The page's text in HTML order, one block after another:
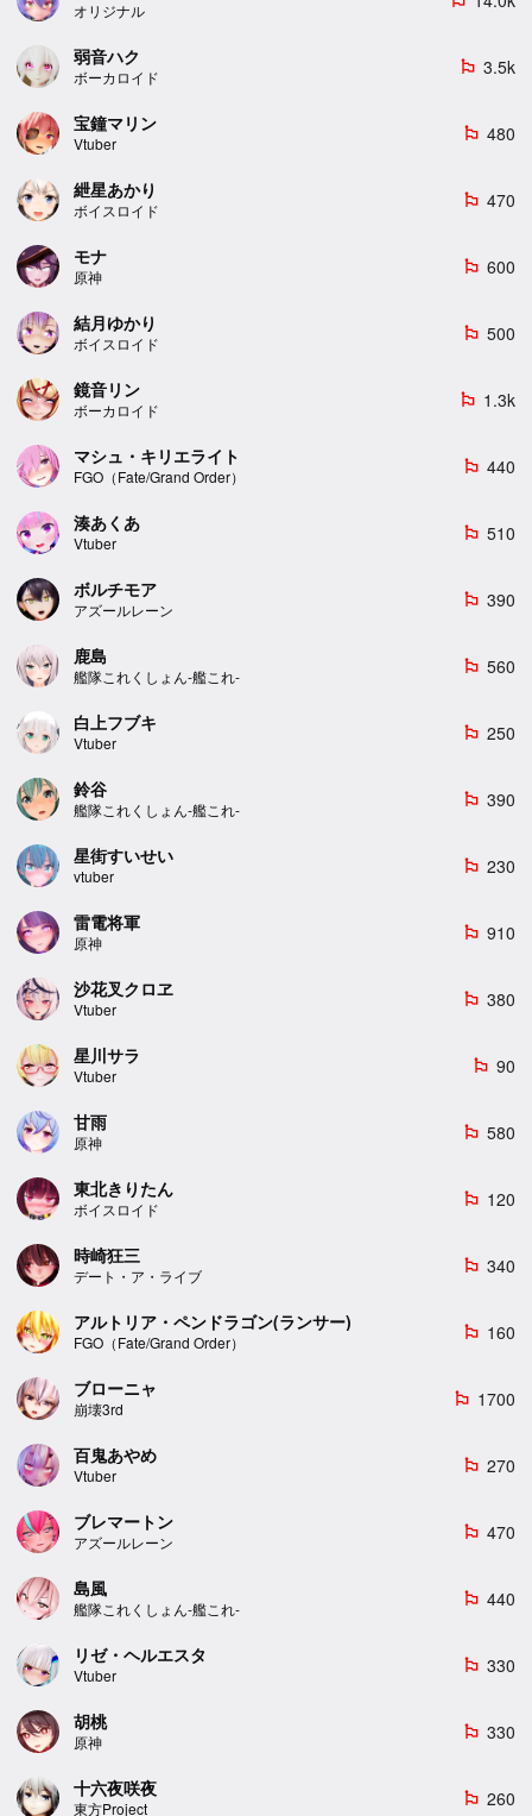
オリジナル
弱音ハク
ボーカロイド
emoji_flags 3.5k
宝鐘マリン
Vtuber
emoji_flags 480
紲星あかり
ボイスロイド
emoji_flags 470
モナ
原神
emoji_flags 600
結月ゆかり
ボイスロイド
emoji_flags 500
鏡音リン
ボーカロイド
emoji_flags 1.3k
マシュ・キリエライト
FGO（Fate/Grand Order）
emoji_flags 440
湊あくあ
Vtuber
emoji_flags 510
ボルチモア
アズールレーン
emoji_flags 390
鹿島
艦隊これくしょん-艦これ-
emoji_flags 560
白上フブキ
Vtuber
emoji_flags 250
鈴谷
艦隊これくしょん-艦これ-
emoji_flags 390
星街すいせい
vtuber
emoji_flags 230
雷電将軍
原神
emoji_flags 910
沙花叉クロヱ
Vtuber
emoji_flags 380
星川サラ
Vtuber
emoji_flags 90
甘雨
原神
emoji_flags 580
東北きりたん
ボイスロイド
emoji_flags 120
時崎狂三
デート・ア・ライブ
emoji_flags 340
アルトリア・ペンドラゴン(ランサー)
FGO（Fate/Grand Order）
emoji_flags 160
ブローニャ
崩壊3rd
emoji_flags 1700
百鬼あやめ
Vtuber
emoji_flags 270
ブレマートン
アズールレーン
emoji_flags 470
島風
艦隊これくしょん-艦これ-
emoji_flags 440
リゼ・ヘルエスタ
Vtuber
emoji_flags 330
胡桃
原神
emoji_flags 330
十六夜咲夜
東方Project
emoji_flags 260